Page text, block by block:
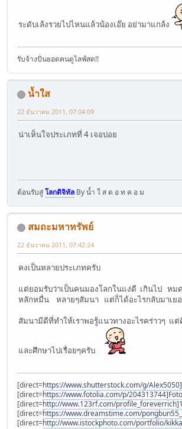
ระดับเล้งรวยไปไหนแล้วน้องเอ๊ย อย่ามาแกล้ง
รับจ้างปั่นยอดคนดูไลฟ์สด!!
น้ำใส
22 ธันวาคม 2011, 07:04:09
น่าเห็นใจประเภทที่ 4 เจอบ่อย
ต้อนรับสู่โลกดิจิทัล By น้ำ ใ ส ด อ ท ค อ ม
สมถะมหาทรัพย์
22 ธันวาคม 2011, 07:42:24
คงเป็นหลายประเภทครับ
แต่ยอมรับว่าเป็นคนมองโลกในแง่ดี เกินไป หม
หลักหมื่น หลายๆสัมนา แต่ก็ได้อะไรกลับมาเย
สัมนามีดีที่ทำให้เราพอรู้แนวทางอะไรคร่าวๆ แ
และศึกษาไปเรื่อยๆครับ
[direct=https://www.shutterstock.com/g/
[direct=https://www.fotolia.com/p/
[direct=http://www.123rf.com/
[direct=https://www.dreamstime.com/
[direct=http://www.istockphoto.com/portfolio/